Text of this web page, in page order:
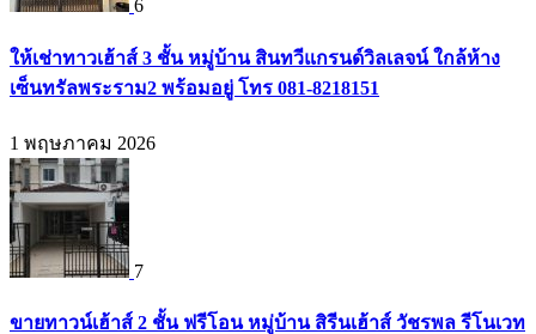
6
ให้เช่าทาวเฮ้าส์ 3 ชั้น หมู่บ้าน สินทวีแกรนด์วิลเลจน์ ใกล้ห้าง
เซ็นทรัลพระราม2 พร้อมอยู่ โทร 081-8218151
1 พฤษภาคม 2026
7
ขายทาวน์เฮ้าส์ 2 ชั้น ฟรีโอน หมู่บ้าน สิรีนเฮ้าส์ วัชรพล รีโนเวท